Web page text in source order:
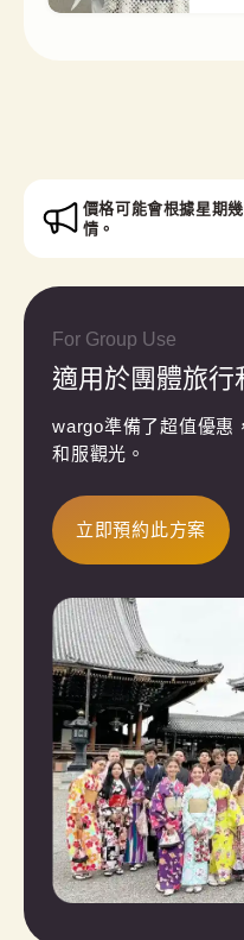
價格可能會根據星期
情。
For Group Use
適用於團體旅行
wargo準備了超值優惠
和服觀光。
立即預約此方案